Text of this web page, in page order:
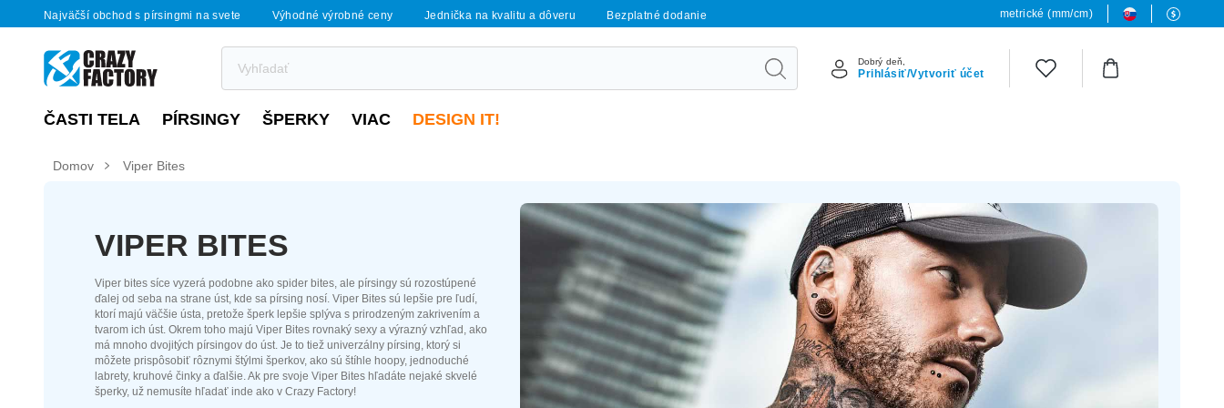
Najväčší obchod s pírsingmi na svete Výhodné výrobné ceny Jednička na kvalitu a dôveru Bezplatné dodanie metrické (mm/cm)
Dobrý deň,
Prihlásiť/Vytvoriť účet
ČASTI TELA PÍRSINGY ŠPERKY VIAC DESIGN IT!
Domov Viper Bites
VIPER BITES
Viper bites síce vyzerá podobne ako spider bites, ale pírsingy sú rozostúpené
ďalej od seba na strane úst, kde sa pírsing nosí. Viper Bites sú lepšie pre ľudí,
ktorí majú väčšie ústa, pretože šperk lepšie splýva s prirodzeným zakrivením a
tvarom ich úst. Okrem toho majú Viper Bites rovnaký sexy a výrazný vzhľad, ako
má mnoho dvojitých pírsingov do úst. Je to tiež univerzálny pírsing, ktorý si
môžete prispôsobiť rôznymi štýlmi šperkov, ako sú štíhle hoopy, jednoduché
labrety, kruhové činky a ďalšie. Ak pre svoje Viper Bites hľadáte nejaké skvelé
šperky, už nemusíte hľadať inde ako v Crazy Factory!